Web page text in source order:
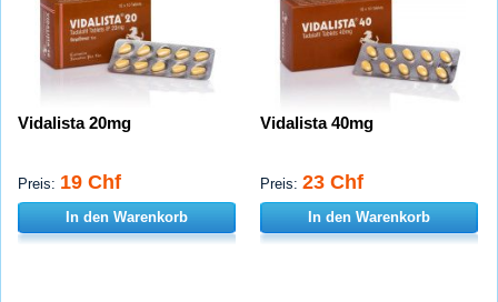
Vidalista 20mg
Preis: 19 Chf
In den Warenkorb
Vidalista 40mg
Preis: 23 Chf
In den Warenkorb